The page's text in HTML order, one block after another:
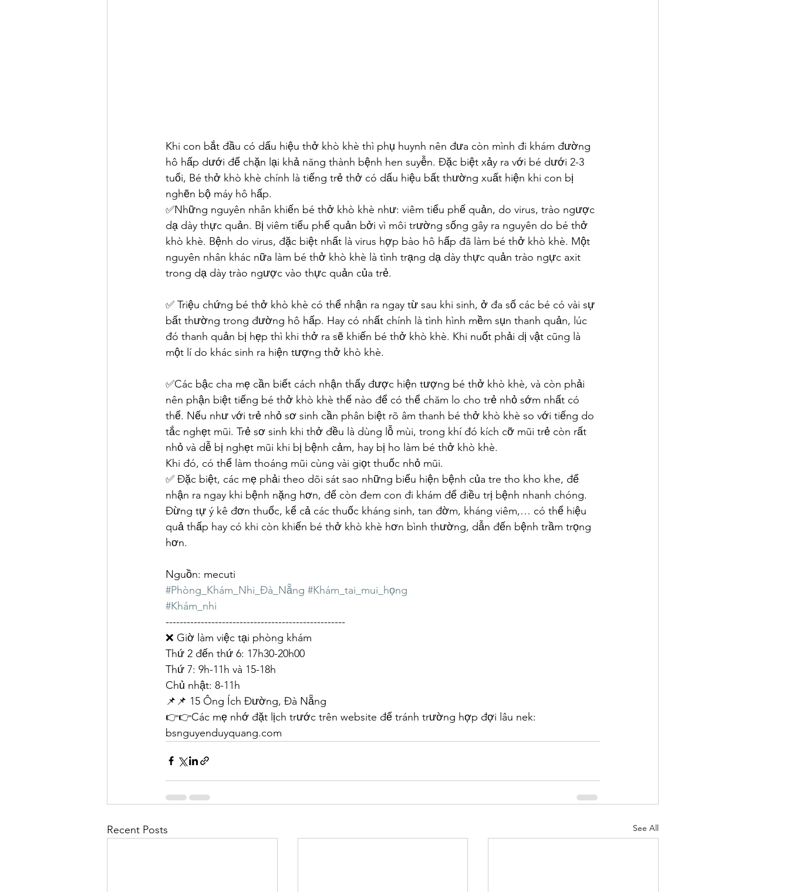
Khi con bắt đầu có dấu hiệu thở khò khè thì phụ huynh nên đưa còn mình đi khám đường
hô hấp dưới để chặn lại khả năng thành bệnh hen suyễn. Đặc biệt xảy ra với bé dưới 2-3
tuổi, Bé thở khò khè chính là tiếng trẻ thở có dấu hiệu bất thường xuất hiện khi con bị
nghẽn bộ máy hô hấp.
✅Những nguyên nhân khiến bé thở khò khè như: viêm tiểu phế quản, do virus, trào ngược
dạ dày thực quản. Bị viêm tiểu phế quản bởi vì môi trường sống gây ra nguyên do bé thở
khò khè. Bệnh do virus, đặc biệt nhất là virus hợp bào hô hấp đã làm bé thở khò khè. Một
nguyên nhân khác nữa làm bé thở khò khè là tình trạng dạ dày thực quản trào ngực axit
trong dạ dày trào ngược vào thực quản của trẻ.
✅ Triệu chứng bé thở khò khè có thể nhận ra ngay từ sau khi sinh, ở đa số các bé có vài sự
bất thường trong đường hô hấp. Hay có nhất chính là tình hình mềm sụn thanh quản, lúc
đó thanh quản bị hẹp thì khi thở ra sẽ khiến bé thở khò khè. Khi nuốt phải dị vật cũng là
một lí do khác sinh ra hiện tượng thở khò khè.
✅Các bậc cha mẹ cần biết cách nhận thấy được hiện tượng bé thở khò khè, và còn phải
nên phận biệt tiếng bé thở khò khè thế nào để có thể chăm lo cho trẻ nhỏ sớm nhất có
thể. Nếu như với trẻ nhỏ sơ sinh cần phân biệt rõ âm thanh bé thở khò khè so với tiếng do
tắc nghẹt mũi. Trẻ sơ sinh khi thở đều là dùng lỗ mùi, trong khí đó kích cỡ mũi trẻ còn rất
nhỏ và dễ bị nghẹt mũi khi bị bệnh cảm, hay bị ho làm bé thở khò khè.
Khi đó, có thể làm thoáng mũi cùng vài giọt thuốc nhỏ mũi.
✅ Đặc biệt, các mẹ phải theo dõi sát sao những biểu hiện bệnh của tre tho kho khe, để
nhận ra ngay khi bệnh nặng hơn, để còn đem con đi khám để điều trị bệnh nhanh chóng.
Đừng tự ý kê đơn thuốc, kể cả các thuốc kháng sinh, tan đờm, kháng viêm,… có thể hiệu
quả thấp hay có khi còn khiến bé thở khò khè hơn bình thường, dẫn đến bệnh trầm trọng
hơn.
Nguồn: mecuti
#Phòng_Khám_Nhi_Đà_Nẵng #Khám_tai_mui_họng
#Khám_nhi
---------------------------------------------------
❌ Giờ làm việc tại phòng khám
Thứ 2 đến thứ 6: 17h30-20h00
Thứ 7: 9h-11h và 15-18h
Chủ nhật: 8-11h
📌📌 15 Ông Ích Đường, Đà Nẵng
👉👉Các mẹ nhớ đặt lịch trước trên website để tránh trường hợp đợi lâu nek:
bsnguyenduyquang.com
Recent Posts See All